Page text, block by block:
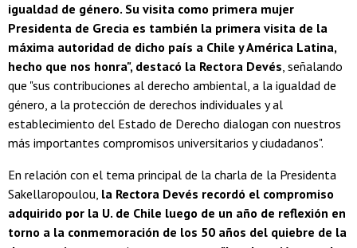
igualdad de género. Su visita como primera mujer
Presidenta de Grecia es también la primera visita de la
máxima autoridad de dicho país a Chile y América Latina,
hecho que nos honra", destacó la Rectora Devés, señalando
que "sus contribuciones al derecho ambiental, a la igualdad de
género, a la protección de derechos individuales y al
establecimiento del Estado de Derecho dialogan con nuestros
más importantes compromisos universitarios y ciudadanos".
En relación con el tema principal de la charla de la Presidenta
Sakellaropoulou, la Rectora Devés recordó el compromiso
adquirido por la U. de Chile luego de un año de reflexión en
torno a la conmemoración de los 50 años del quiebre de la